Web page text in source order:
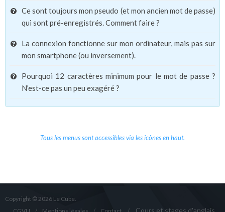
Ce sont toujours mon pseudo (et mon ancien mot de passe)
qui sont pré-enregistrés. Comment faire ?
La connexion fonctionne sur mon ordinateur, mais pas sur
mon smartphone (ou inversement).
Pourquoi 12 caractères minimum pour le mot de passe ?
N'est-ce pas un peu exagéré ?
Tous les menus sont accessibles via les icônes en haut.
Copyright © 2026 Le Cube.
Cours et stages d'anglais